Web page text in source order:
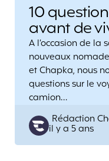
10
avant de
A l’occasion de la
nouveaux
et Chapka, nous
questions sur le
camion…
Posted
by
Rédaction
il y a 5 ans